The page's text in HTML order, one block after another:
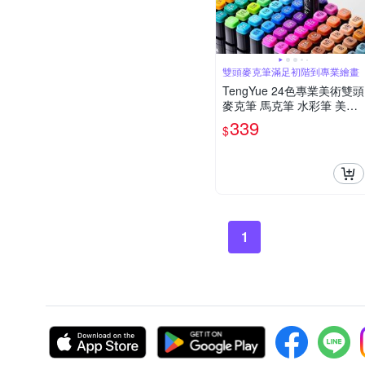
雙頭麥克筆滿足初階到專業繪畫
TengYue 24色專業美術雙頭
麥克筆 馬克筆 水彩筆 美術
筆 動漫色 酒精性墨水筆 彩
色筆 畫筆
$339
1